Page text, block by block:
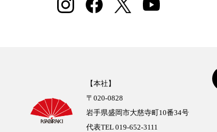
【本社】
〒020-0828
岩手県盛岡市大慈寺町10番34号
代表TEL 019-652-3111